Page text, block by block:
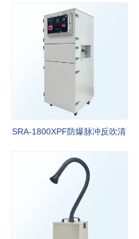
户的需要。
SRA-1800XPF防爆脉冲反吹清